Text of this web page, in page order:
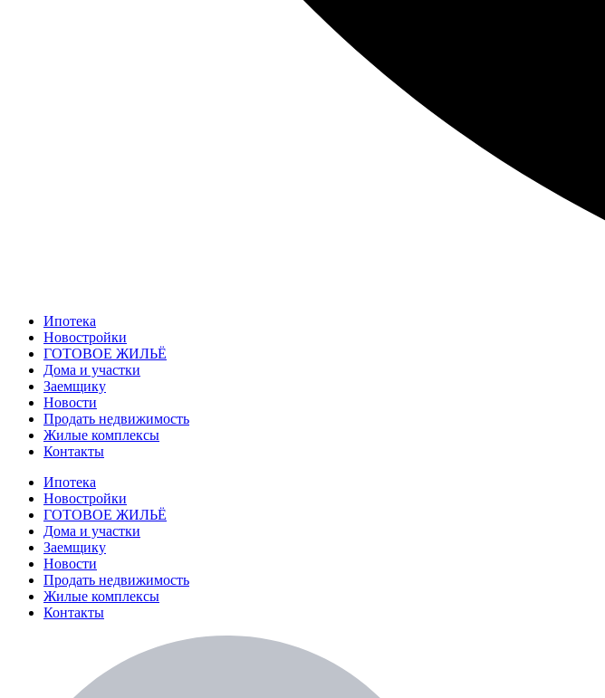
Ипотека
Новостройки
ГОТОВОЕ ЖИЛЬЁ
Дома и участки
Заемщику
Новости
Продать недвижимость
Жилые комплексы
Контакты
Ипотека
Новостройки
ГОТОВОЕ ЖИЛЬЁ
Дома и участки
Заемщику
Новости
Продать недвижимость
Жилые комплексы
Контакты